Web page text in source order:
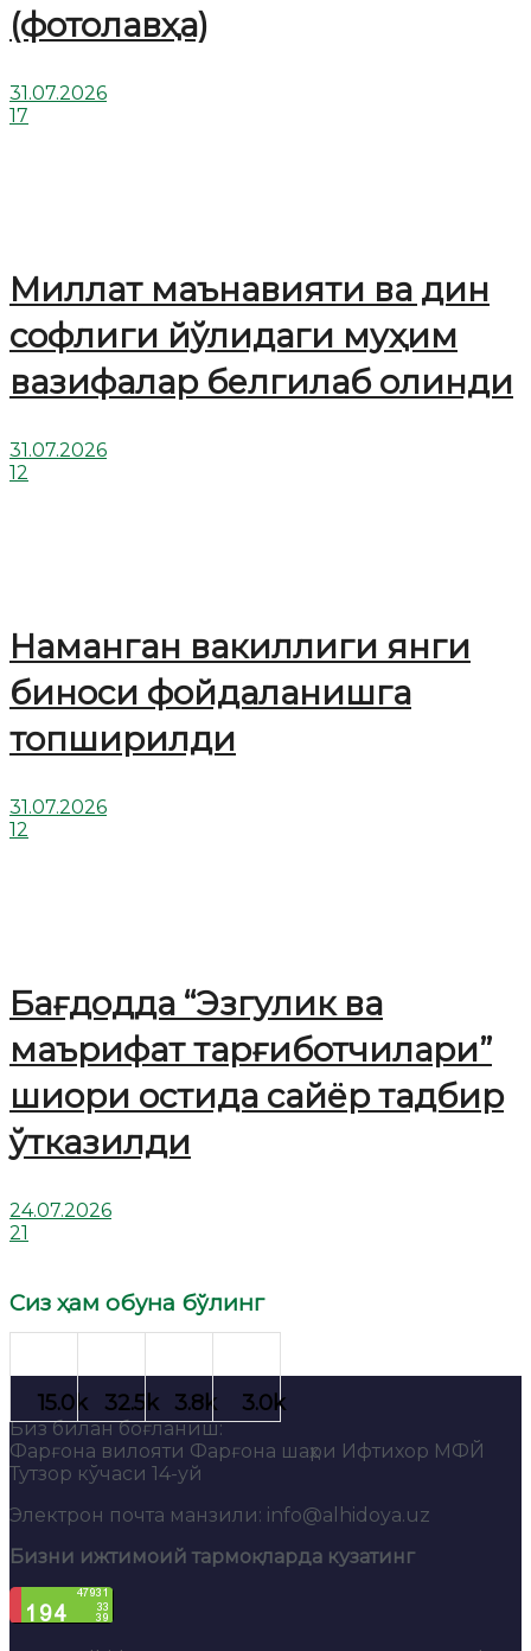
(фотолавҳа)
31.07.2026
17
Миллат маънавияти ва дин
софлиги йўлидаги муҳим
вазифалар белгилаб олинди
31.07.2026
12
Наманган вакиллиги янги
биноси фойдаланишга
топширилди
31.07.2026
12
Бағдодда “Эзгулик ва
маърифат тарғиботчилари”
шиори остида сайёр тадбир
ўтказилди
24.07.2026
21
Сиз ҳам обуна бўлинг
Биз билан боғланиш:
Фарғона вилояти Фарғона шаҳри Ифтихор МФЙ
Тутзор кўчаси 14-уй
Электрон почта манзили: info@alhidoya.uz
Бизни ижтимоий тармоқларда кузатинг